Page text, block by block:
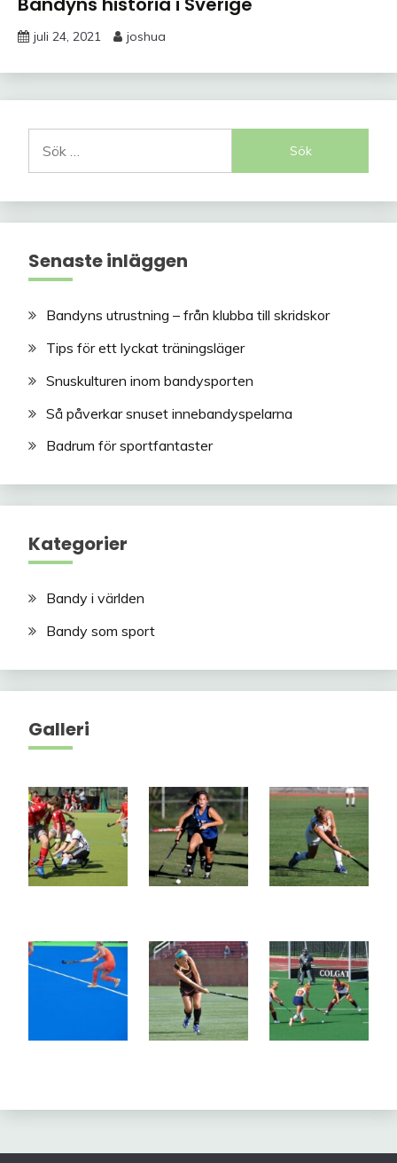
juli 24, 2021 joshua
efter:
Senaste inläggen
Bandyns utrustning – från klubba till skridskor
Tips för ett lyckat träningsläger
Snuskulturen inom bandysporten
Så påverkar snuset innebandyspelarna
Badrum för sportfantaster
Kategorier
Bandy i världen
Bandy som sport
Galleri